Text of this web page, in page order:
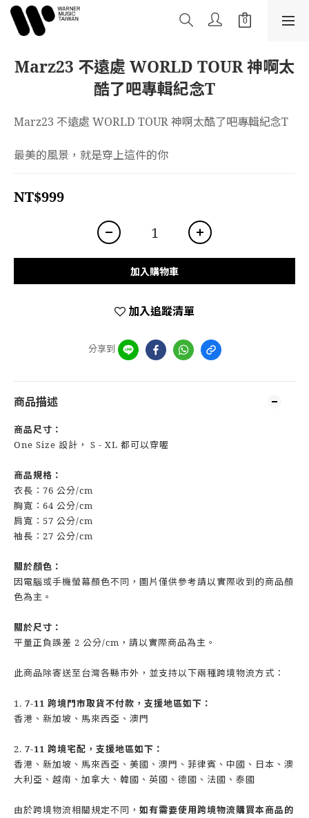
Marz23 不遠處 WORLD TOUR 神啊太
酷了吧專輯紀念T
Marz23 不遠處 WORLD TOUR 神啊太酷了吧專輯紀念T
最美的風景，就是穿上這件的你
NT$999
加入購物車
加入追蹤清單
分享到
商品描述
商品尺寸：
One Size 設計， S - XL 都可以穿喔
商品規格：
衣長：76 公分/cm
胸寬：64 公分/cm
肩寬：57 公分/cm
袖長：27 公分/cm
關於顏色：
因電腦或手機螢幕顏色不同，圖片僅供參考請以實際收到的商品顏
色為主。
關於尺寸：
平量正負誤差 2 公分/cm，請以實際商品為主。
此商品除寄送至台灣各縣市外，並支持以下兩種跨境物流方式：
1. 7-11 跨境門市取貨不付款，支援地區如下：
香港、新加坡、馬來西亞、澳門
2. 7-11 跨境宅配，支援地區如下：
香港、新加坡、馬來西亞、美國、澳門、菲律賓、中國、日本、澳
大利亞、越南、加拿大、韓國、英國、德國、法國、泰國
由於跨境物流相關規定不同， 如有需要使用跨境物流購買本商品的